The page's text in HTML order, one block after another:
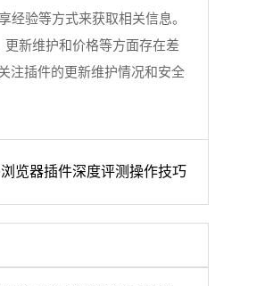
验等方式来获取相关信息。
新维护和价格等方面存在差
注插件的更新维护情况和安全
览器插件深度评测操作技巧